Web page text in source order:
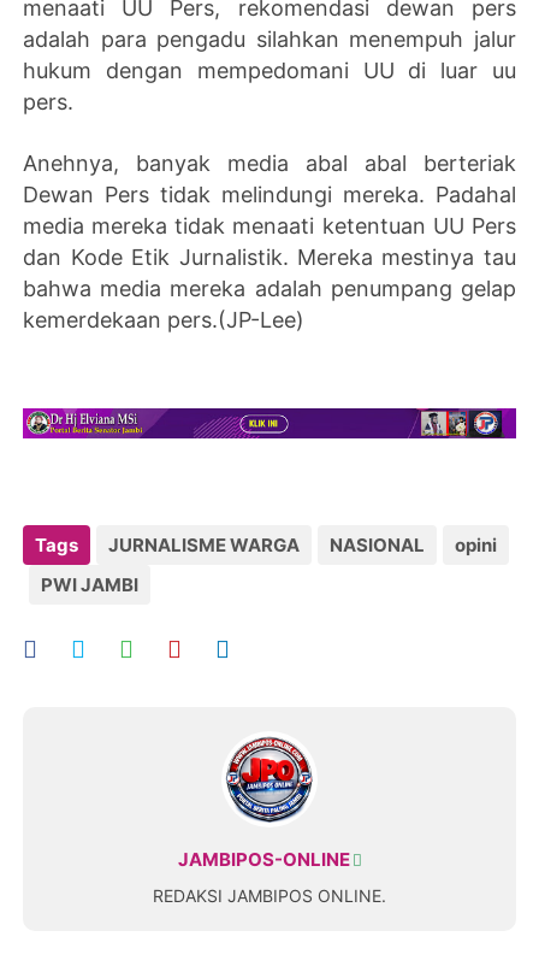
menaati UU Pers, rekomendasi dewan pers
adalah para pengadu silahkan menempuh jalur
hukum dengan mempedomani UU di luar uu
pers.
Anehnya, banyak media abal abal berteriak
Dewan Pers tidak melindungi mereka. Padahal
media mereka tidak menaati ketentuan UU Pers
dan Kode Etik Jurnalistik. Mereka mestinya tau
bahwa media mereka adalah penumpang gelap
kemerdekaan pers.(JP-Lee)
Tags JURNALISME WARGA NASIONAL
opini
PWI JAMBI
JAMBIPOS-ONLINE
REDAKSI JAMBIPOS ONLINE.